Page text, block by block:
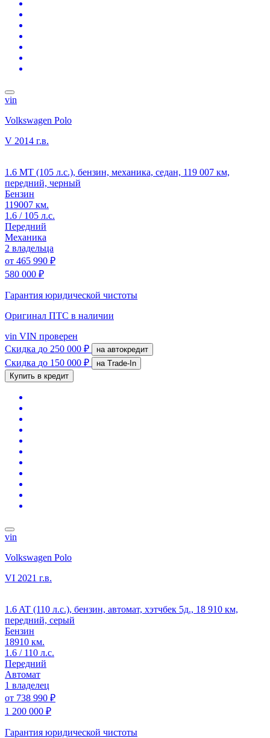
vin
Volkswagen Polo
V 2014 г.в.
1.6 MT (105 л.с.), бензин, механика, седан, 119 007 км,
передний, черный
Бензин
119007 км.
1.6 / 105 л.с.
Передний
Механика
2 владельца
от 465 990 ₽
580 000 ₽
Гарантия юридической чистоты
Оригинал ПТС в наличии
vin VIN проверен
Скидка до 250 000 ₽ на автокредит
Скидка до 150 000 ₽
на Trade-In
Купить в кредит
vin
Volkswagen Polo
VI 2021 г.в.
1.6 AT (110 л.с.), бензин, автомат, хэтчбек 5д., 18 910 км,
передний, серый
Бензин
18910 км.
1.6 / 110 л.с.
Передний
Автомат
1 владелец
от 738 990 ₽
1 200 000 ₽
Гарантия юридической чистоты